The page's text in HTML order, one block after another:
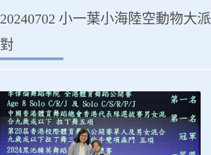
20240702 小一葉小海陸空動物大派
對